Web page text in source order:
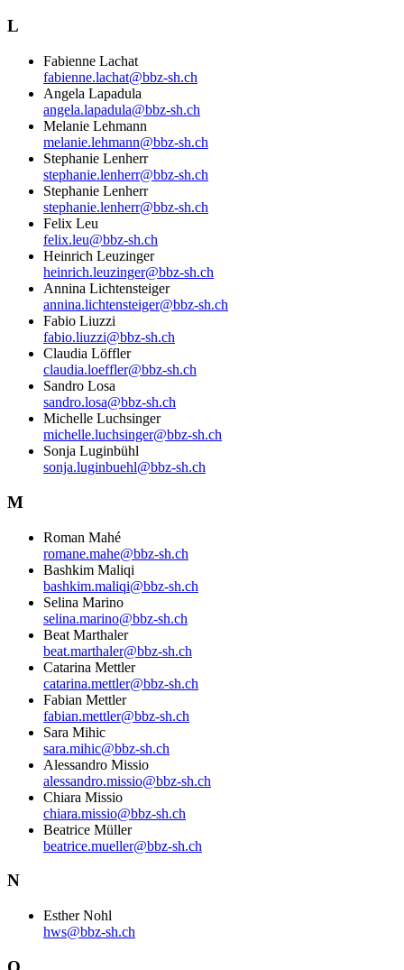
L
Fabienne Lachat
fabienne.lachat@bbz-sh.ch
Angela Lapadula
angela.lapadula@bbz-sh.ch
Melanie Lehmann
melanie.lehmann@bbz-sh.ch
Stephanie Lenherr
stephanie.lenherr@bbz-sh.ch
Stephanie Lenherr
stephanie.lenherr@bbz-sh.ch
Felix Leu
felix.leu@bbz-sh.ch
Heinrich Leuzinger
heinrich.leuzinger@bbz-sh.ch
Annina Lichtensteiger
annina.lichtensteiger@bbz-sh.ch
Fabio Liuzzi
fabio.liuzzi@bbz-sh.ch
Claudia Löffler
claudia.loeffler@bbz-sh.ch
Sandro Losa
sandro.losa@bbz-sh.ch
Michelle Luchsinger
michelle.luchsinger@bbz-sh.ch
Sonja Luginbühl
sonja.luginbuehl@bbz-sh.ch
M
Roman Mahé
romane.mahe@bbz-sh.ch
Bashkim Maliqi
bashkim.maliqi@bbz-sh.ch
Selina Marino
selina.marino@bbz-sh.ch
Beat Marthaler
beat.marthaler@bbz-sh.ch
Catarina Mettler
catarina.mettler@bbz-sh.ch
Fabian Mettler
fabian.mettler@bbz-sh.ch
Sara Mihic
sara.mihic@bbz-sh.ch
Alessandro Missio
alessandro.missio@bbz-sh.ch
Chiara Missio
chiara.missio@bbz-sh.ch
Beatrice Müller
beatrice.mueller@bbz-sh.ch
N
Esther Nohl
hws@bbz-sh.ch